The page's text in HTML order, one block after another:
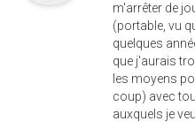
m'arrêter de
(portable, vu
quelques
que j'aurais
les moyens
coup) avec
auxquels je